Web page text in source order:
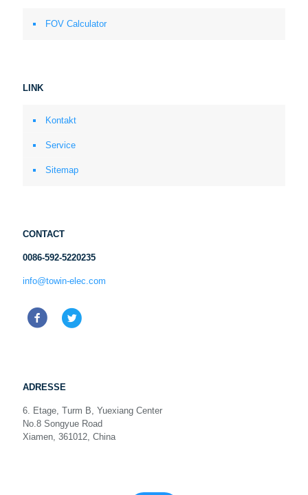
FOV Calculator
LINK
Kontakt
Service
Sitemap
CONTACT
0086-592-5220235
info@towin-elec.com
ADRESSE
6. Etage, Turm B, Yuexiang Center
No.8 Songyue Road
Xiamen, 361012, China